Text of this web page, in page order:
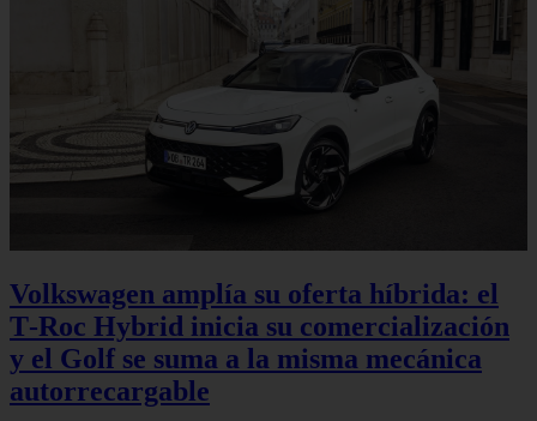
Volkswagen amplía su oferta híbrida: el
T‑Roc Hybrid inicia su comercialización
y el Golf se suma a la misma mecánica
autorrecargable